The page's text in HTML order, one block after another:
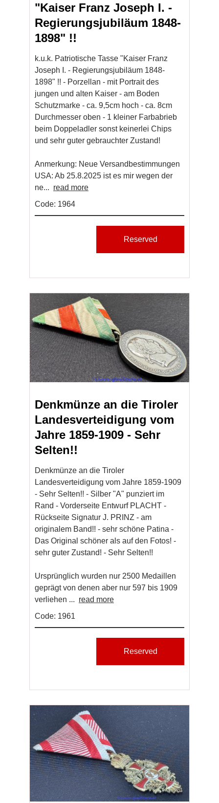
"Kaiser Franz Joseph I. -
Regierungsjubiläum 1848-
1898" !!
k.u.k. Patriotische Tasse "Kaiser Franz
Joseph I. - Regierungsjubiläum 1848-
1898" !! - Porzellan - mit Portrait des
jungen und alten Kaiser - am Boden
Schutzmarke - ca. 9,5cm hoch - ca. 8cm
Durchmesser oben - 1 kleiner Farbabrieb
beim Doppeladler sonst keinerlei Chips
und sehr guter gebrauchter Zustand!
Anmerkung: Neue Versandbestimmungen
USA: Ab 25.8.2025 ist es mir wegen der
ne... read more
Code: 1964
Reserved
Denkmünze an die Tiroler
Landesverteidigung vom
Jahre 1859-1909 - Sehr
Selten!!
Denkmünze an die Tiroler
Landesverteidigung vom Jahre 1859-1909
- Sehr Selten!! - Silber "A" punziert im
Rand - Vorderseite Entwurf PLACHT -
Rückseite Signatur J. PRINZ - am
originalem Band!! - sehr schöne Patina -
Das Original schöner als auf den Fotos! -
sehr guter Zustand! - Sehr Selten!!
Ursprünglich wurden nur 2500 Medaillen
geprägt von denen aber nur 597 bis 1909
verliehen ... read more
Code: 1961
Reserved